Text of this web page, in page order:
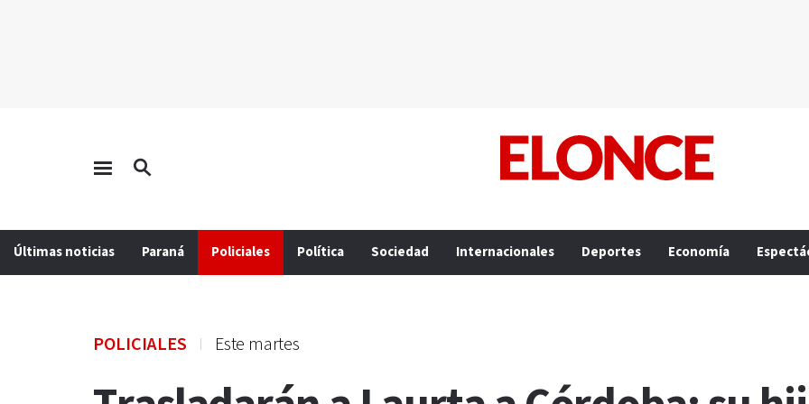
Últimas noticias Paraná Policiales Política Sociedad Internacionales Deportes Economía
POLICIALES Este martes